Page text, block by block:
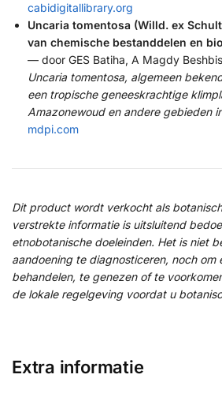
cabidigitallibrary.org
Uncaria tomentosa (Willd. ex
van chemische bestanddelen en
— door GES Batiha, A Magdy
Uncaria tomentosa, algemeen
een tropische geneeskrachtige
Amazonewoud en andere gebieden
mdpi.com
Dit product wordt verkocht als
verstrekte informatie is uitsluitend
etnobotanische doeleinden. Het is niet
aandoening te diagnosticeren, noch om
behandelen, te genezen of te
de lokale regelgeving voordat u
Extra informatie